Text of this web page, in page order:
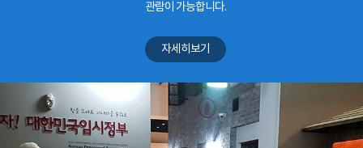
관람이 가능합니다.
자세히보기